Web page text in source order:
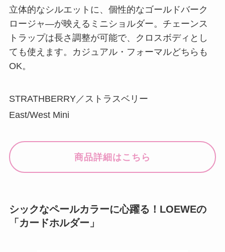
立体的なシルエットに、個性的なゴールドバーク
ロージャ―が映えるミニショルダー。チェーンス
トラップは長さ調整が可能で、クロスボディとし
ても使えます。カジュアル・フォーマルどちらも
OK。
STRATHBERRY／ストラスベリー
East/West Mini
商品詳細はこちら
シックなペールカラーに心躍る！LOEWEの
「カードホルダー」